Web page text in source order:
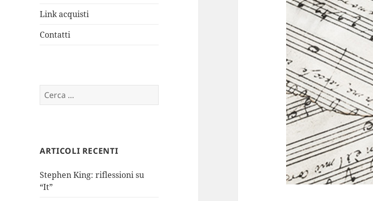
Link acquisti
Contatti
Ricerca
per:
ARTICOLI RECENTI
Stephen King: riflessioni su
“It”